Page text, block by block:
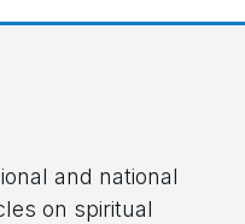
and national
on spiritual